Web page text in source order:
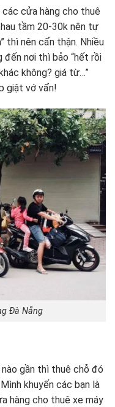
cửa hàng cho thuê
tầm 20-30k nên tự
thì nên cẩn thận. Nhiều
nơi thì bảo “hết rồi
không? giá từ…”
giật vớ vẩn!
Đà Nẵng
gần thì thuê chỗ đó
khuyến các bạn là
hàng cho thuê xe máy